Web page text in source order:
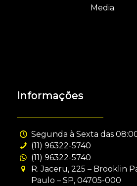
Media.
Informações
Segunda à Sexta das
(11) 96322-5740
(11) 96322-5740
R. Jaceru, 225 – Brooklin
Paulo – SP, 04705-000